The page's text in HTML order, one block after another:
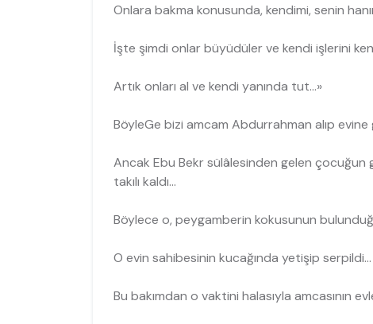
Onlara bakma konusunda, kendimi, senin
İşte şimdi onlar büyüdüler ve kendi işlerini
Artık onları al ve kendi yanında tut...»
BöyleGe bizi amcam Abdurrahman alıp
Ancak Ebu Bekr sülâlesinden gelen çocuğun
takılı kaldı...
Böylece o, peygamberin kokusunun
O evin sahibesinin kucağında yetişip
Bu bakımdan o vaktini halasıyla amcasının